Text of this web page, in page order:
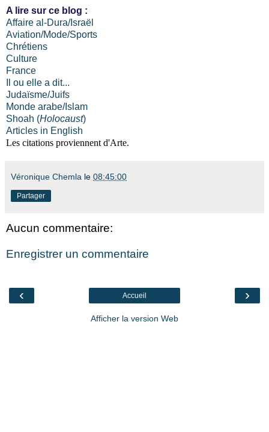
A lire sur ce blog :
Affaire al-Dura/Israël
Aviation/Mode/Sports
Chrétiens
Culture
France
Il ou elle a dit...
Judaïsme/Juifs
Monde arabe/Islam
Shoah (Holocaust)
Articles in English
Les citations proviennent d'Arte.
Véronique Chemla le 08:45:00
Partager
Aucun commentaire:
Enregistrer un commentaire
‹ ›
Accueil
Afficher la version Web